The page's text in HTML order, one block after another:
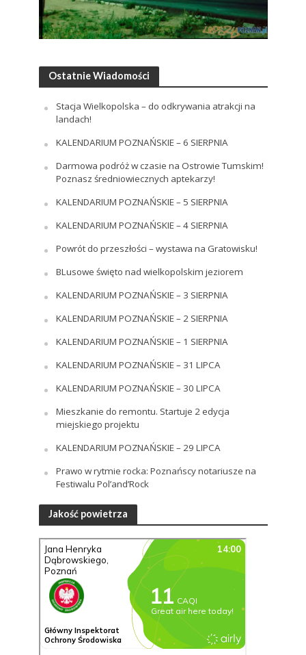
Ostatnie Wiadomości
Stacja Wielkopolska – do odkrywania atrakcji na
landach!
KALENDARIUM POZNAŃSKIE – 6 SIERPNIA
Darmowa podróż w czasie na Ostrowie Tumskim!
Poznasz średniowiecznych aptekarzy!
KALENDARIUM POZNAŃSKIE – 5 SIERPNIA
KALENDARIUM POZNAŃSKIE – 4 SIERPNIA
Powrót do przeszłości – wystawa na Gratowisku!
BLusowe święto nad wielkopolskim jeziorem
KALENDARIUM POZNAŃSKIE – 3 SIERPNIA
KALENDARIUM POZNAŃSKIE – 2 SIERPNIA
KALENDARIUM POZNAŃSKIE – 1 SIERPNIA
KALENDARIUM POZNAŃSKIE – 31 LIPCA
KALENDARIUM POZNAŃSKIE – 30 LIPCA
Mieszkanie do remontu. Startuje 2 edycja
miejskiego projektu
KALENDARIUM POZNAŃSKIE – 29 LIPCA
Prawo w rytmie rocka: Poznańscy notariusze na
Festiwalu Pol’and’Rock
Jakość powietrza